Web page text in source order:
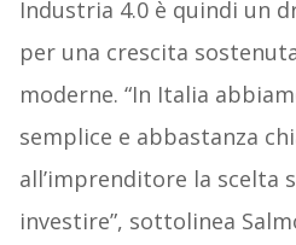
Industria 4.0 è quindi un
per una crescita
moderne. “In Italia
semplice e abbastanza
all’imprenditore la scelta
investire”, sottolinea